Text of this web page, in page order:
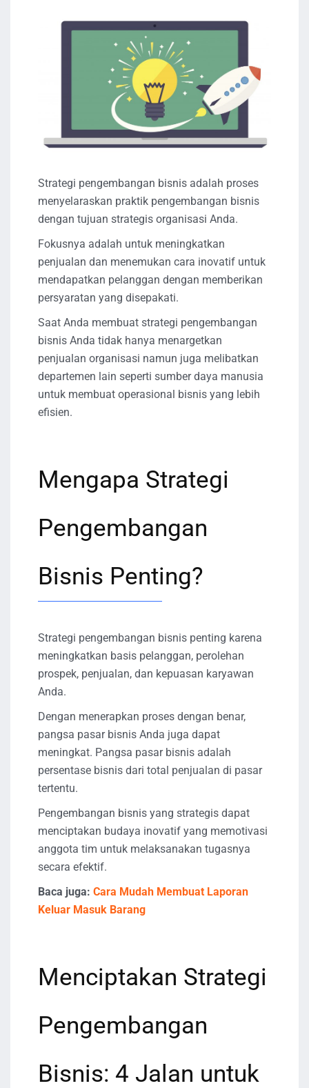
Strategi pengembangan bisnis adalah proses
menyelaraskan praktik pengembangan bisnis
dengan tujuan strategis organisasi Anda.
Fokusnya adalah untuk meningkatkan
penjualan dan menemukan cara inovatif untuk
mendapatkan pelanggan dengan memberikan
persyaratan yang disepakati.
Saat Anda membuat strategi pengembangan
bisnis Anda tidak hanya menargetkan
penjualan organisasi namun juga melibatkan
departemen lain seperti sumber daya manusia
untuk membuat operasional bisnis yang lebih
efisien.
Mengapa Strategi
Pengembangan
Bisnis Penting?
Strategi pengembangan bisnis penting karena
meningkatkan basis pelanggan, perolehan
prospek, penjualan, dan kepuasan karyawan
Anda.
Dengan menerapkan proses dengan benar,
pangsa pasar bisnis Anda juga dapat
meningkat. Pangsa pasar bisnis adalah
persentase bisnis dari total penjualan di pasar
tertentu.
Pengembangan bisnis yang strategis dapat
menciptakan budaya inovatif yang memotivasi
anggota tim untuk melaksanakan tugasnya
secara efektif.
Baca juga: Cara Mudah Membuat Laporan
Keluar Masuk Barang
Menciptakan Strategi
Pengembangan
Bisnis: 4 Jalan untuk